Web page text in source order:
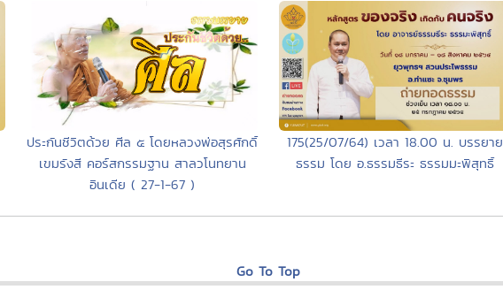
ประกันชีวิตด้วย ศีล ๕ โดยหลวงพ่อสุรศักดิ์
เขมรังสี คอร์สกรรมฐาน สาลวโนทยาน
อินเดีย ( 27-1-67 )
175(25/07/64) เวลา 18.00 น. บรรยาย
ธรรม โดย อ.ธรรมธีระ ธรรมมะพิสุทธิ์
Go To Top